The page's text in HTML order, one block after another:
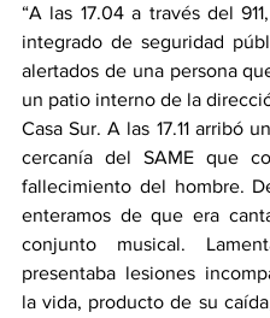
“A las 17.04 a través del
integrado de seguridad
alertados de una persona
un patio interno de la
Casa Sur. A las 17.11 arribó
cercanía del SAME que
fallecimiento del hombre.
enteramos de que era
conjunto musical.
presentaba lesiones
la vida, producto de su